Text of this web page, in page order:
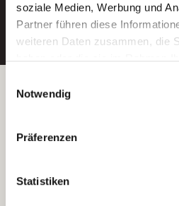
soziale Medien, Werbung und
Partner führen diese
weiteren Daten zusammen, die
Wenn Sie auf „Cookies
Sie der Speicherung sämtlicher
Ihre Einwilligung
indem Sie die Cookie-
unsererDatenschutzerklärung
Notwendig
Präferenzen
Statistiken
E-Mail-Adresse
Betreiber der Webseite
Kantstraße 45a
(Ein Tochterunternehmen des AWO
e.V.)